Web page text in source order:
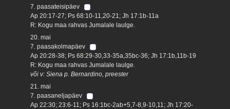
7. paasateisipäev
Ap 20:17-27; Ps 68:10-11,20-21; Jh 17:1b-11a
R: Kogu maa rahvas Jumalale laulge.
20. mai
7. paasakolmapäev
Ap 20:28-38; Ps 68:29-30,33-35a,35bc-36; Jh 17:1b,11b-19
R: Kogu maa rahvas Jumalale laulge.
või v: Siena p. Bernardino, preester
21. mai
7. paasaneljapäev
Ap 22:30; 23:6-11; Ps 16:1bc-2ab+5,7-8,9-10,11; Jh 17:20-